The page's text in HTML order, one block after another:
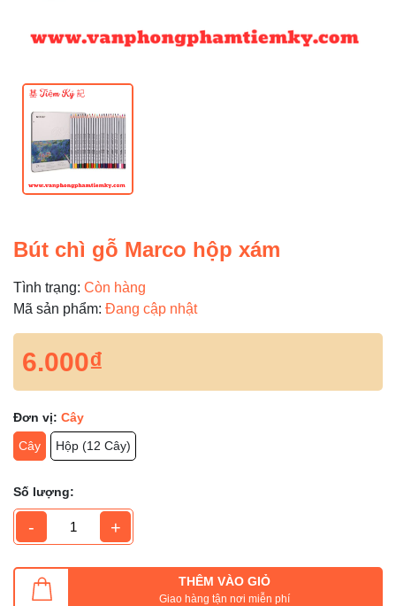
Bút chì gỗ Marco hộp xám
Tình trạng: Còn hàng
Mã sản phẩm: Đang cập nhật
6.000₫
Đơn vị: Cây
Cây
Hộp (12 Cây)
Số lượng:
- +
THÊM VÀO GIỎ
Giao hàng tận nơi miễn phí